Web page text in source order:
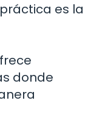
es la
donde